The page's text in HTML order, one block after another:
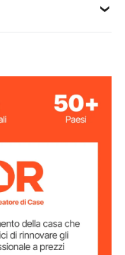
/ 50,8-215,9